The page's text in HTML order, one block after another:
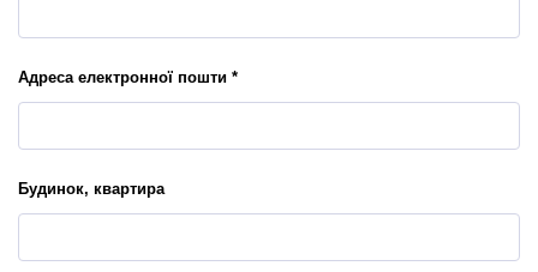
Адреса електронної пошти *
Будинок, квартира